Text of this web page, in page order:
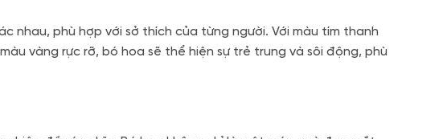
nhau, phù hợp với sở thích của từng người. Với màu tím thanh
vàng rực rỡ, bó hoa sẽ thể hiện sự trẻ trung và sôi động, phù